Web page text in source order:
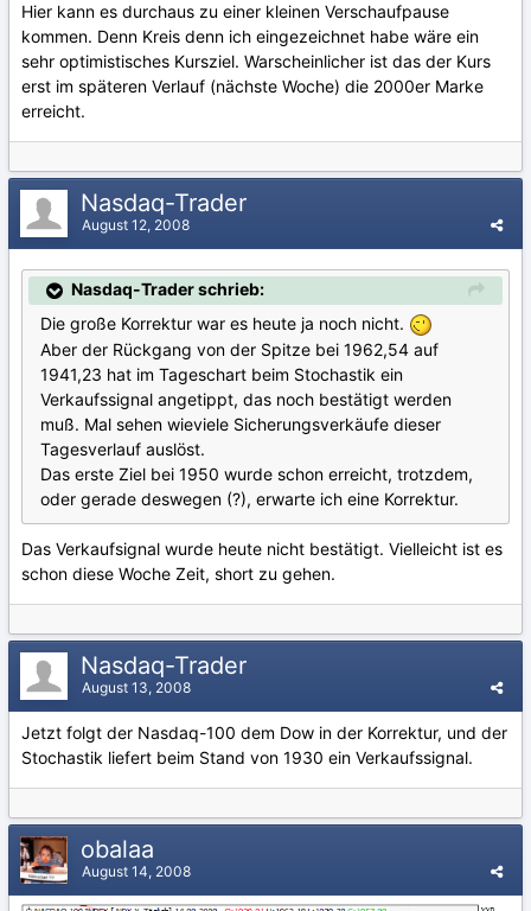
Hier kann es durchaus zu einer kleinen Verschaufpause
kommen. Denn Kreis denn ich eingezeichnet habe wäre ein
sehr optimistisches Kursziel. Warscheinlicher ist das der Kurs
erst im späteren Verlauf (nächste Woche) die 2000er Marke
erreicht.
Nasdaq-Trader
August 12, 2008
Nasdaq-Trader schrieb:
Die große Korrektur war es heute ja noch nicht.
Aber der Rückgang von der Spitze bei 1962,54 auf
1941,23 hat im Tageschart beim Stochastik ein
Verkaufssignal angetippt, das noch bestätigt werden
muß. Mal sehen wieviele Sicherungsverkäufe dieser
Tagesverlauf auslöst.
Das erste Ziel bei 1950 wurde schon erreicht, trotzdem,
oder gerade deswegen (?), erwarte ich eine Korrektur.
Das Verkaufsignal wurde heute nicht bestätigt. Vielleicht ist es
schon diese Woche Zeit, short zu gehen.
Nasdaq-Trader
August 13, 2008
Jetzt folgt der Nasdaq-100 dem Dow in der Korrektur, und der
Stochastik liefert beim Stand von 1930 ein Verkaufssignal.
obalaa
August 14, 2008